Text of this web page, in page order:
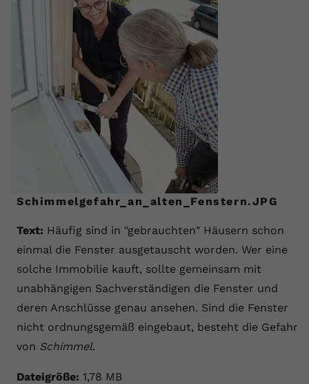
Schimmelgefahr_an_alten_Fenstern.JPG
Text: Häufig sind in "gebrauchten" Häusern schon
einmal die Fenster ausgetauscht worden. Wer eine
solche Immobilie kauft, sollte gemeinsam mit
unabhängigen Sachverständigen die Fenster und
deren Anschlüsse genau ansehen. Sind die Fenster
nicht ordnungsgemäß eingebaut, besteht die Gefahr
von Schimmel.
Dateigröße: 1,78 MB